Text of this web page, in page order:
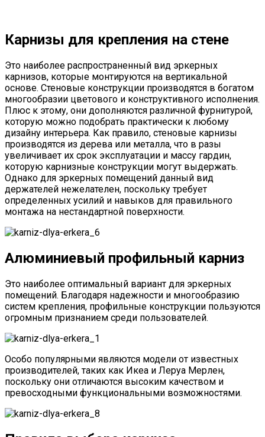
Карнизы для крепления на стене
Это наиболее распространенный вид эркерных
карнизов, которые монтируются на вертикальной
основе. Стеновые конструкции производятся в богатом
многообразии цветового и конструктивного исполнения.
Плюс к этому, они дополняются различной фурнитурой,
которую можно подобрать практически к любому
дизайну интерьера. Как правило, стеновые карнизы
производятся из дерева или металла, что в разы
увеличивает их срок эксплуатации и массу гардин,
которую карнизные конструкции могут выдержать.
Однако для эркерных помещений данный вид
держателей нежелателен, поскольку требует
определенных усилий и навыков для правильного
монтажа на нестандартной поверхности.
Алюминиевый профильный карниз
Это наиболее оптимальный вариант для эркерных
помещений. Благодаря надежности и многообразию
систем крепления, профильные конструкции пользуются
огромным признанием среди пользователей.
Особо популярными являются модели от известных
производителей, таких как Икеа и Леруа Мерлен,
поскольку они отличаются высоким качеством и
превосходными функциональными возможностями.